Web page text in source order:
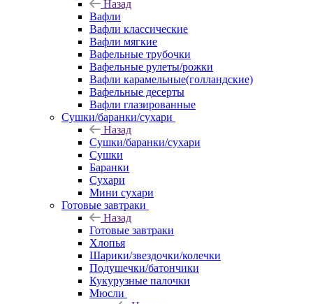
Назад
Вафли
Вафли классические
Вафли мягкие
Вафельные трубочки
Вафельные рулеты/рожки
Вафли карамельные(голландские)
Вафельные десерты
Вафли глазированные
Сушки/баранки/сухари
Назад
Сушки/баранки/сухари
Сушки
Баранки
Сухари
Мини сухари
Готовые завтраки
Назад
Готовые завтраки
Хлопья
Шарики/звездочки/колечки
Подушечки/батончики
Кукурузные палочки
Мюсли